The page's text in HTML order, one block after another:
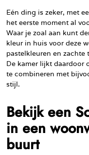
Eén ding is zeker, met
het eerste moment al
Waar je zoal aan kunt
kleur in huis voor deze
pastelkleuren en zachte
De kamer lijkt daardoor
te combineren met
stijl.
Bekijk een
in een
buurt